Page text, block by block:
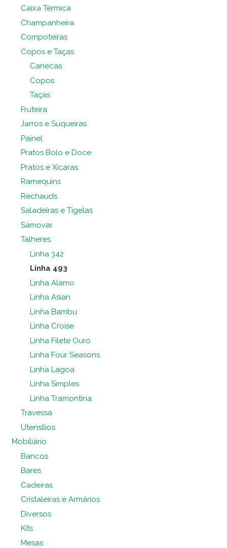
Caixa Térmica
Champanheira
Compoteiras
Copos e Taças
Canecas
Copos
Taças
Fruteira
Jarros e Suqueiras
Painel
Pratos Bolo e Doce
Pratos e Xícaras
Ramequins
Rechauds
Saladeiras e Tigelas
Samovar
Talheres
Linha 342
Linha 493
Linha Alamo
Linha Asian
Linha Bambu
Linha Croise
Linha Filete Ouro
Linha Four Seasons
Linha Lagoa
Linha Simples
Linha Tramontina
Travessa
Utensílios
Mobiliário
Bancos
Bares
Cadeiras
Cristaleiras e Armários
Diversos
Kits
Mesas